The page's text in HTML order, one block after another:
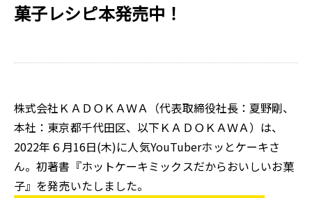
菓子レシピ本発売中！
株式会社ＫＡＤＯＫＡＷＡ（代表取締役社長：夏野剛、
本社：東京都千代田区、以下ＫＡＤＯＫＡＷＡ）は、
2022年６月16日(木)に人気YouTuberホッとケーキさ
ん。初著書『ホットケーキミックスだからおいしいお菓
子』を発売いたしました。